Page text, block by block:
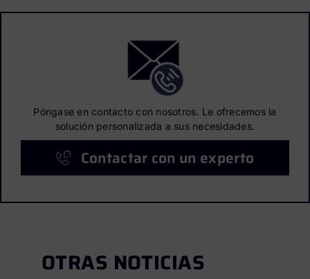
Póngase en contacto con nosotros. Le ofrecemos la
solución personalizada a sus necesidades.
Contactar con un experto
OTRAS NOTICIAS